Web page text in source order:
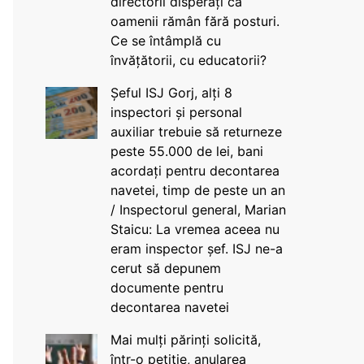
oamenii rămân fără posturi.
Ce se întâmplă cu
învățătorii, cu educatorii?
Șeful ISJ Gorj, alți 8
inspectori și personal
auxiliar trebuie să returneze
peste 55.000 de lei, bani
acordați pentru decontarea
navetei, timp de peste un an
/ Inspectorul general, Marian
Staicu: La vremea aceea nu
eram inspector șef. ISJ ne-a
cerut să depunem
documente pentru
decontarea navetei
Mai mulți părinți solicită,
într-o petiție, anularea